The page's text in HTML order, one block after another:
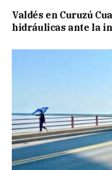
Valdés en Curuzú
hidráulicas ante la